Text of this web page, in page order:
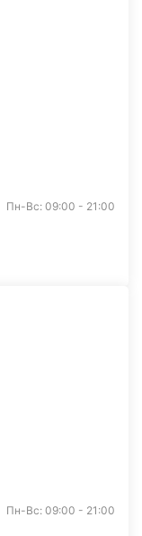
Пн-Вс: 09:00 - 21:00
Пн-Вс: 09:00 - 21:00